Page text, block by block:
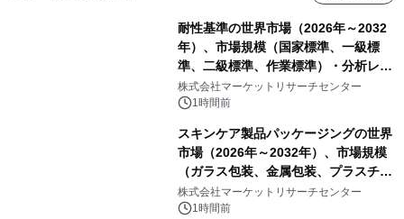
耐性基準の世界市場（2026年～2032
年）、市場規模（国家標準、一級標
準、二級標準、作業標準）・分析レポ
ートを発表
株式会社マーケットリサーチセンター
1時間前
スキンケア製品パッケージングの世界
市場（2026年～2032年）、市場規模
（ガラス包装、金属包装、プラスチッ
ク包装、その他）・分析レポートを発
表
株式会社マーケットリサーチセンター
1時間前